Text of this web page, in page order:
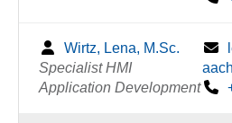
Wirtz, Lena, M.Sc.
Specialist HMI
Application Development